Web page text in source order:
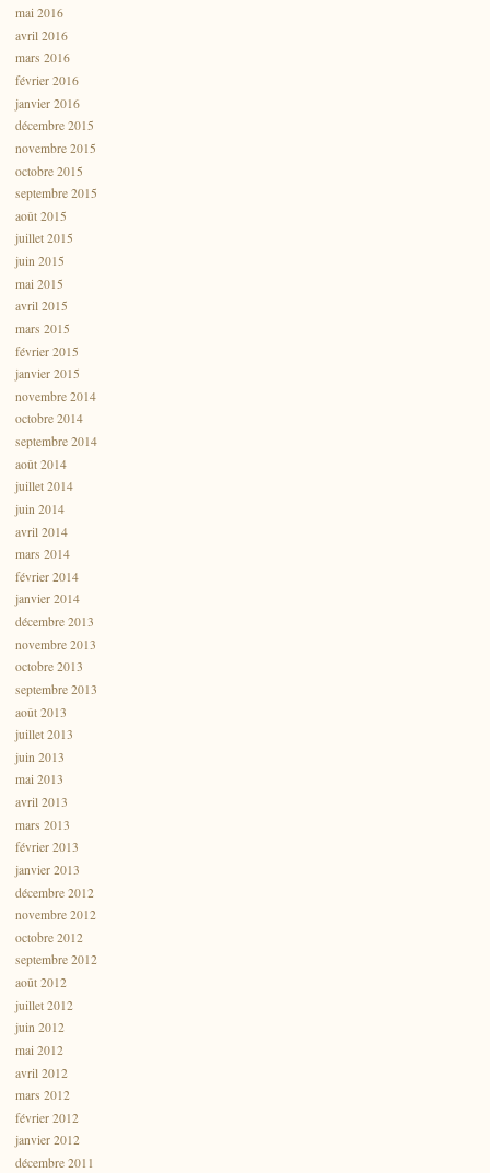
mai 2016
avril 2016
mars 2016
février 2016
janvier 2016
décembre 2015
novembre 2015
octobre 2015
septembre 2015
août 2015
juillet 2015
juin 2015
mai 2015
avril 2015
mars 2015
février 2015
janvier 2015
novembre 2014
octobre 2014
septembre 2014
août 2014
juillet 2014
juin 2014
avril 2014
mars 2014
février 2014
janvier 2014
décembre 2013
novembre 2013
octobre 2013
septembre 2013
août 2013
juillet 2013
juin 2013
mai 2013
avril 2013
mars 2013
février 2013
janvier 2013
décembre 2012
novembre 2012
octobre 2012
septembre 2012
août 2012
juillet 2012
juin 2012
mai 2012
avril 2012
mars 2012
février 2012
janvier 2012
décembre 2011